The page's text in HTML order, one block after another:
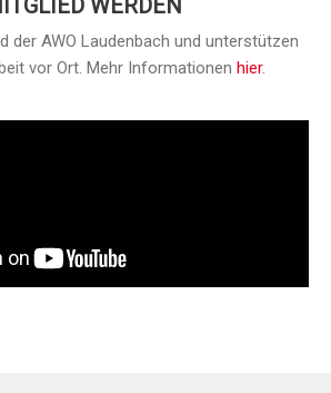
WERDEN
der AWO Laudenbach und unterstützen
vor Ort. Mehr Informationen hier.